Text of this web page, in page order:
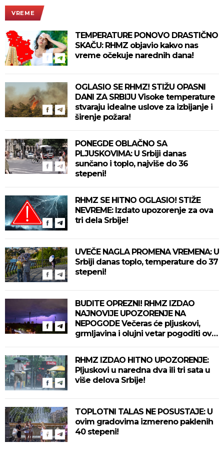
VREME
TEMPERATURE PONOVO DRASTIČNO
SKAČU: RHMZ objavio kakvo nas
vreme očekuje narednih dana!
OGLASIO SE RHMZ! STIŽU OPASNI
DANI ZA SRBIJU Visoke temperature
stvaraju idealne uslove za izbijanje i
širenje požara!
PONEGDE OBLAČNO SA
PLJUSKOVIMA: U Srbiji danas
sunčano i toplo, najviše do 36
stepeni!
RHMZ SE HITNO OGLASIO! STIŽE
NEVREME: Izdato upozorenje za ova
tri dela Srbije!
UVEČE NAGLA PROMENA VREMENA: U
Srbiji danas toplo, temperature do 37
stepeni!
BUDITE OPREZNI! RHMZ IZDAO
NAJNOVIJE UPOZORENJE NA
NEPOGODE Večeras će pljuskovi,
grmljavina i olujni vetar pogoditi ove
RHMZ IZDAO HITNO UPOZORENJE:
Pljuskovi u naredna dva ili tri sata u
više delova Srbije!
TOPLOTNI TALAS NE POSUSTAJE: U
ovim gradovima izmereno paklenih
40 stepeni!